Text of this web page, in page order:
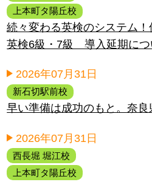
上本町タ陽丘校
続々変わる英検のシステム！
英検6級・7級 導入延期につ
2026年07月31日
新石切駅前校
早い準備は成功のもと。奈
2026年07月31日
西長堀 堀江校
上本町タ陽丘校